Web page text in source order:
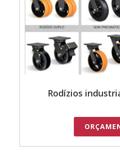
Rodízios